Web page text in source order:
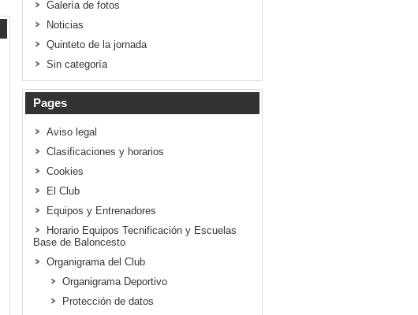
Galería de fotos
Noticias
Quinteto de la jornada
Sin categoría
Pages
Aviso legal
Clasificaciones y horarios
Cookies
El Club
Equipos y Entrenadores
Horario Equipos Tecnificación y Escuelas
Base de Baloncesto
Organigrama del Club
Organigrama Deportivo
Protección de datos